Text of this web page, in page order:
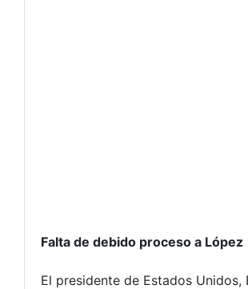
Falta de debido proceso a López
El presidente de Estados